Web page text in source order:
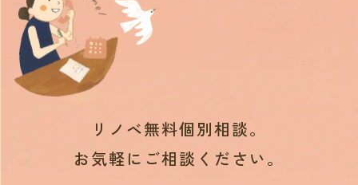
リノベ無料個別相談。
お気軽にご相談ください。